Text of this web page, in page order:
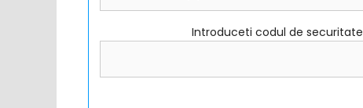
Introduceti codul de securitate